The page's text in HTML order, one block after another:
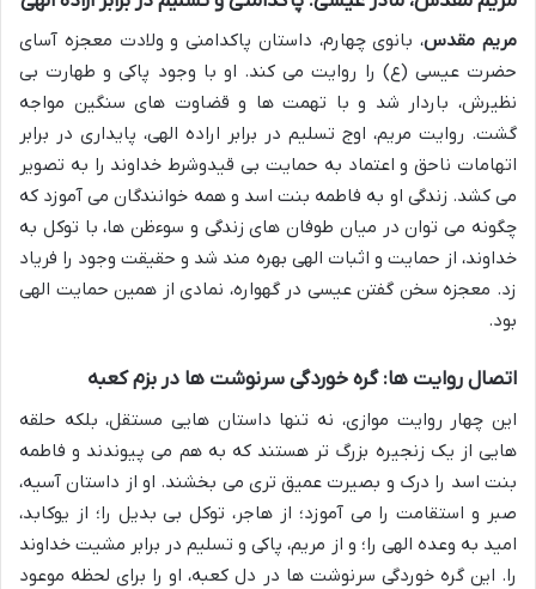
مریم مقدس، بانوی چهارم، داستان پاکدامنی و ولادت معجزه آسای
حضرت عیسی (ع) را روایت می کند. او با وجود پاکی و طهارت بی
نظیرش، باردار شد و با تهمت ها و قضاوت های سنگین مواجه
گشت. روایت مریم، اوج تسلیم در برابر اراده الهی، پایداری در برابر
اتهامات ناحق و اعتماد به حمایت بی قیدوشرط خداوند را به تصویر
می کشد. زندگی او به فاطمه بنت اسد و همه خوانندگان می آموزد که
چگونه می توان در میان طوفان های زندگی و سوءظن ها، با توکل به
خداوند، از حمایت و اثبات الهی بهره مند شد و حقیقت وجود را فریاد
زد. معجزه سخن گفتن عیسی در گهواره، نمادی از همین حمایت الهی
بود.
اتصال روایت ها: گره خوردگی سرنوشت ها در بزم کعبه
این چهار روایت موازی، نه تنها داستان هایی مستقل، بلکه حلقه
هایی از یک زنجیره بزرگ تر هستند که به هم می پیوندند و فاطمه
بنت اسد را درک و بصیرت عمیق تری می بخشند. او از داستان آسیه،
صبر و استقامت را می آموزد؛ از هاجر، توکل بی بدیل را؛ از یوکابد،
امید به وعده الهی را؛ و از مریم، پاکی و تسلیم در برابر مشیت خداوند
را. این گره خوردگی سرنوشت ها در دل کعبه، او را برای لحظه موعود